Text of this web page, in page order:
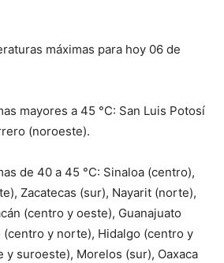
máximas para hoy 06 de
mayores a 45 °C: San Luis Potosí
(noroeste).
de 40 a 45 °C: Sinaloa (centro),
Zacatecas (sur), Nayarit (norte),
(centro y oeste), Guanajuato
y norte), Hidalgo (centro y
y suroeste), Morelos (sur), Oaxaca